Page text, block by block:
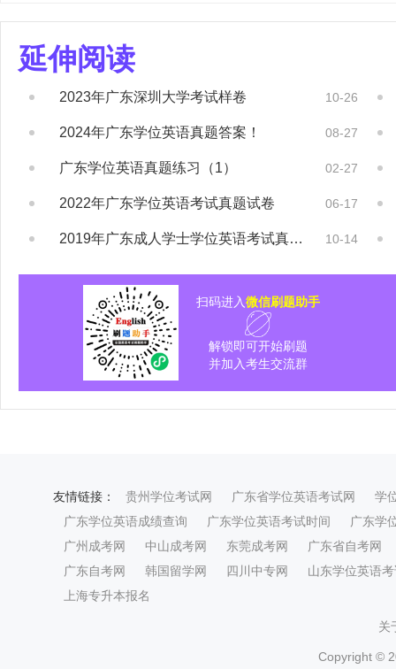
延伸阅读
2023年广东深圳大学考试样卷 10-26
2024年广东学位英语真题答案！ 08-27
广东学位英语真题练习（1） 02-27
2022年广东学位英语考试真题试卷 06-17
2019年广东成人学士学位英语考试真题及答... 10-14
扫码进入微信刷题助手
解锁即可开始刷题
并加入考生交流群
友情链接： 贵州学位考试网 广东省学位英语考试网
学
广东学位英语成绩查询
广东学位英语考试时间
广东学
广州成考网
中山成考网 东莞成考网
广东省自考网
广东自考网
韩国留学网 四川中专网
山东学位英语
上海专升本报名
关
Copyright ©